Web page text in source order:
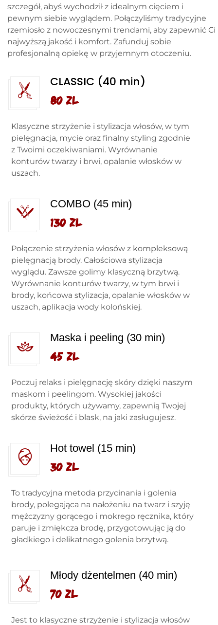
szczegół, abyś wychodził z idealnym cięciem i
pewnym siebie wyglądem. Połączyliśmy tradycyjne
rzemiosło z nowoczesnymi trendami, aby zapewnić Ci
najwyższą jakość i komfort. Zafunduj sobie
profesjonalną opiekę w przyjemnym otoczeniu.
CLASSIC (40 min)
80 zl
Klasyczne strzyżenie i stylizacja włosów, w tym
pielęgnacja, mycie oraz finalny styling zgodnie
z Twoimi oczekiwaniami. Wyrównanie
konturów twarzy i brwi, opalanie włosków w
uszach.
COMBO (45 min)
130 zl
Połączenie strzyżenia włosów z kompleksową
pielęgnacją brody. Całościowa stylizacja
wyglądu. Zawsze golimy klasyczną brzytwą.
Wyrównanie konturów twarzy, w tym brwi i
brody, końcowa stylizacja, opalanie włosków w
uszach, aplikacja wody kolońskiej.
Maska i peeling (30 min)
45 zl
Poczuj relaks i pielęgnację skóry dzięki naszym
maskom i peelingom. Wysokiej jakości
produkty, których używamy, zapewnią Twojej
skórze świeżość i blask, na jaki zasługujesz.
Hot towel (15 min)
30 zl
To tradycyjna metoda przycinania i golenia
brody, polegająca na nałożeniu na twarz i szyję
mężczyzny gorącego i mokrego ręcznika, który
paruje i zmiękcza brodę, przygotowując ją do
gładkiego i delikatnego golenia brzytwą.
Młody dżentelmen (40 min)
70 zl
Jest to klasyczne strzyżenie i stylizacja włosów